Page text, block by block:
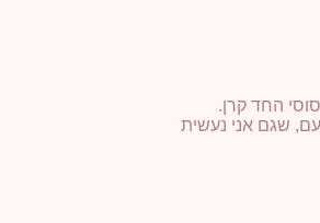
החד קרן.
שגם אני נעשית